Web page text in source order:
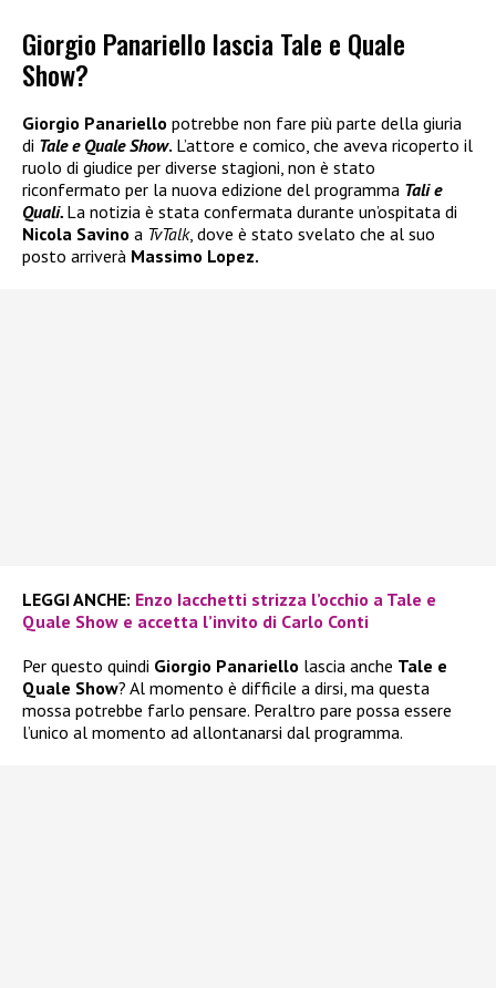
Giorgio Panariello lascia Tale e Quale
Show?
Giorgio Panariello potrebbe non fare più parte della giuria
di Tale e Quale Show. L’attore e comico, che aveva ricoperto il
ruolo di giudice per diverse stagioni, non è stato
riconfermato per la nuova edizione del programma Tali e
Quali. La notizia è stata confermata durante un’ospitata di
Nicola Savino a TvTalk, dove è stato svelato che al suo
posto arriverà Massimo Lopez.
LEGGI ANCHE: Enzo Iacchetti strizza l’occhio a Tale e
Quale Show e accetta l’invito di Carlo Conti
Per questo quindi Giorgio Panariello lascia anche Tale e
Quale Show? Al momento è difficile a dirsi, ma questa
mossa potrebbe farlo pensare. Peraltro pare possa essere
l’unico al momento ad allontanarsi dal programma.